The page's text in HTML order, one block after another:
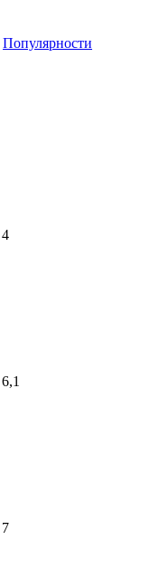
Популярности
4
6,1
7